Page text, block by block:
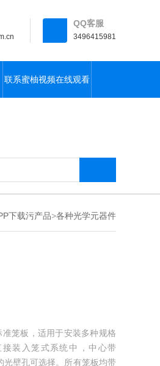
QQ客服
3496415981
联系蜜柚视频在线观看
下载污产品>各种光学元器件
板，适用于安装多种规格
接装入笼式系统中，中心带
壁孔可选择。所有笼板均带